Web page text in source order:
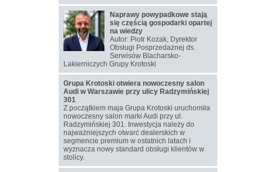
Naprawy powypadkowe stają
się częścią gospodarki opartej
na wiedzy
Autor: Piotr Kozak, Dyrektor
Obsługi Posprzedażnej ds.
Serwisów Blacharsko-
Lakierniczych Grupy Krotoski
Grupa Krotoski otwiera nowoczesny salon
Audi w Warszawie przy ulicy Radzymińskiej
301
Z początkiem maja Grupa Krotoski uruchomiła
nowoczesny salon marki Audi przy ul.
Radzymińskiej 301. Inwestycja należy do
najważniejszych otwarć dealerskich w
segmencie premium w ostatnich latach i
wyznacza nowy standard obsługi klientów w
stolicy.